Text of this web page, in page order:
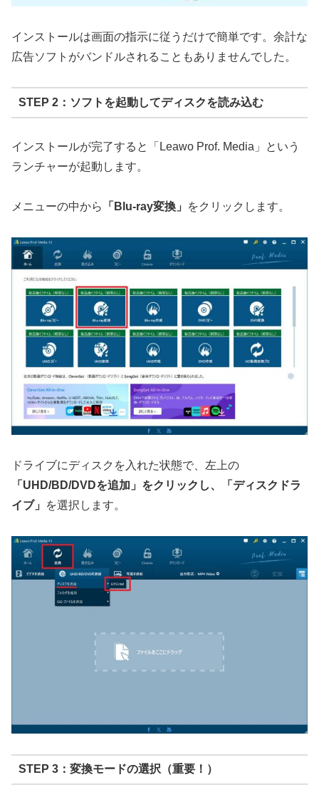
インストールは画面の指示に従うだけで簡単です。余計な
広告ソフトがバンドルされることもありませんでした。
STEP 2：ソフトを起動してディスクを読み込む
インストールが完了すると「Leawo Prof. Media」という
ランチャーが起動します。
メニューの中から 「 Blu-ray変換」 をクリックします。
ドライブにディスクを入れた状態で、左上の
「 UHD/BD/DVDを追加」をクリックし、「ディスクドラ
イブ」
を選択します。
STEP 3：変換モードの選択（重要！）